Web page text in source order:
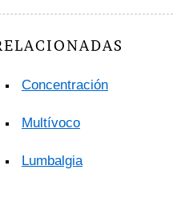
Concentración
Multívoco
Lumbalgia